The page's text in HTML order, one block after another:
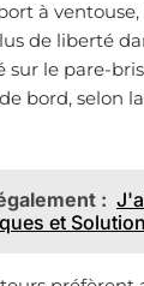
à ventouse,
de liberté
sur le pare-
bord, selon
:
et